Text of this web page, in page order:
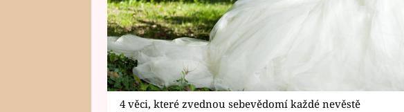
4 věci, které zvednou sebevědomí každé nevěstě